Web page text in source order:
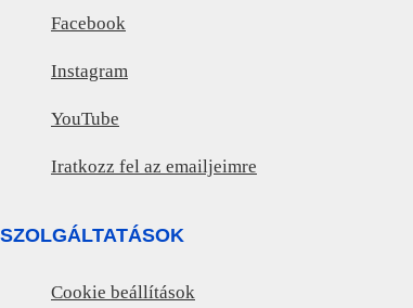
Facebook
Instagram
YouTube
Iratkozz fel az emailjeimre
SZOLGÁLTATÁSOK
Cookie beállítások